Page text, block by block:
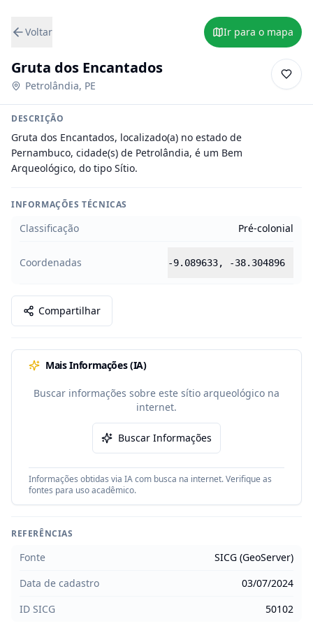
Voltar Ir para o mapa
Gruta dos Encantados
Petrolândia, PE
DESCRIÇÃO
Gruta dos Encantados, localizado(a) no estado de
Pernambuco, cidade(s) de Petrolândia, é um Bem
Arqueológico, do tipo Sítio.
INFORMAÇÕES TÉCNICAS
Classificação Pré-colonial
Coordenadas -9.089633, -38.304896
Compartilhar
Mais Informações (IA)
Buscar informações sobre este sítio arqueológico na
internet.
Buscar Informações
Informações obtidas via IA com busca na internet. Verifique as
fontes para uso acadêmico.
REFERÊNCIAS
Fonte
SICG (GeoServer)
Data de cadastro
03/07/2024
ID SICG
50102